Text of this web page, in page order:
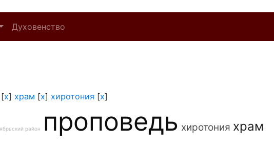
Духовенство
[x] храм [x] хиротония [x]
район проповедь хиротония храм